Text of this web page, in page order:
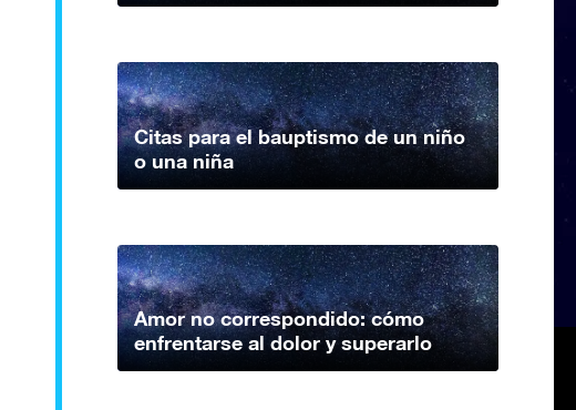
Citas para el bauptismo de un niño
o una niña
Amor no correspondido: cómo
enfrentarse al dolor y superarlo